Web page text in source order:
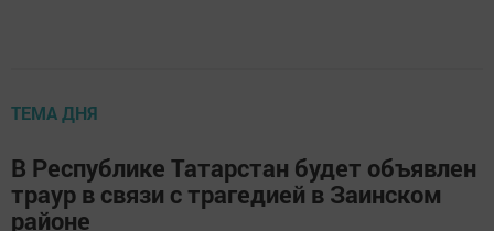
ТЕМА ДНЯ
В Республике Татарстан будет объявлен
траур в связи с трагедией в Заинском
районе